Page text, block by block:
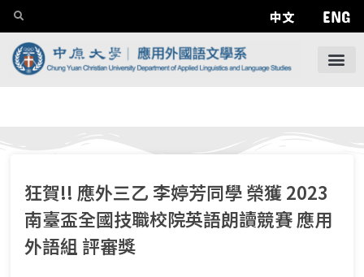
中文 ENG
狂賀!! 應外三乙 李婷芳同學 榮獲 2023
南臺盃全國技職校院英語朗讀競賽 應用
外語組 評審獎